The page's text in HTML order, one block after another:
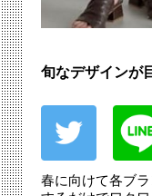
旬なデザインが
春に向けて各ブ